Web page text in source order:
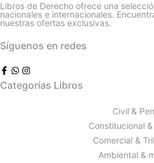
Libros de Derecho ofrece una
nacionales e internacionales.
nuestras ofertas exclusivas.
Síguenos en redes
Categorías Libros
Civil &
Constitucional
Comercial &
Ambiental &